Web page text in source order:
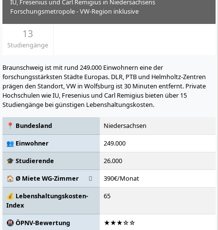
IU, Fresenius und Carl Remigius in Niedersachsens
Forschungsmetropole - VW-Region inklusive
13
Studiengänge
Braunschweig ist mit rund 249.000 Einwohnern eine der
forschungsstärksten Städte Europas. DLR, PTB und Helmholtz-Zentren
prägen den Standort, VW in Wolfsburg ist 30 Minuten entfernt. Private
Hochschulen wie IU, Fresenius und Carl Remigius bieten über 15
Studiengänge bei günstigen Lebenshaltungskosten.
📍 Bundesland
Niedersachsen
👥 Einwohner
249.000
🎓 Studierende
26.000
🏠 Ø Miete WG-Zimmer
390€/Monat
💰 Lebenshaltungskosten-
Index
65
🚇 ÖPNV-Bewertung
★★★☆☆